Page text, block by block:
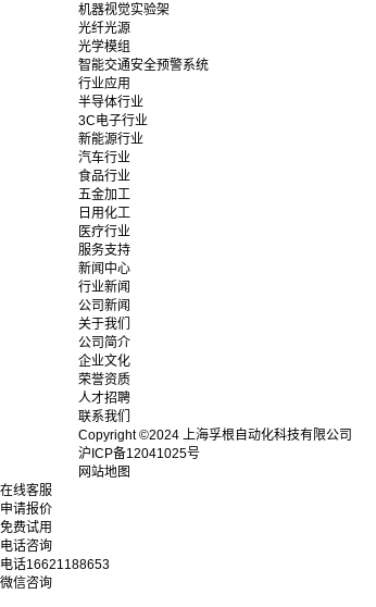
机器视觉实验架
光纤光源
光学模组
智能交通安全预警系统
行业应用
半导体行业
3C电子行业
新能源行业
汽车行业
食品行业
五金加工
日用化工
医疗行业
服务支持
新闻中心
行业新闻
公司新闻
关于我们
公司简介
企业文化
荣誉资质
人才招聘
联系我们
Copyright ©2024 上海孚根自动化科技有限公司
沪ICP备12041025号
网站地图
在线客服
申请报价
免费试用
电话咨询
电话16621188653
微信咨询